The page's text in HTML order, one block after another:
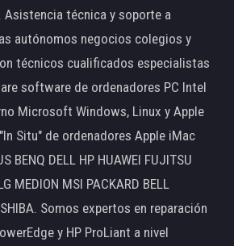
técnica y soporte a
autónomos negocios colegios y
técnicos cualificados especialistas
software de ordenadores PC Intel
Microsoft Windows, Linux y Apple
Situ" de ordenadores Apple iMac
BENQ DELL HP HUAWEI FUJITSU
MEDION MSI PACKARD BELL
Somos expertos en reparación
y HP ProLiant a nivel